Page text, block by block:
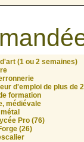
(1 ou 2 semaines)
d'emploi de plus de
formation
médiévale
Pro (76)
(26)